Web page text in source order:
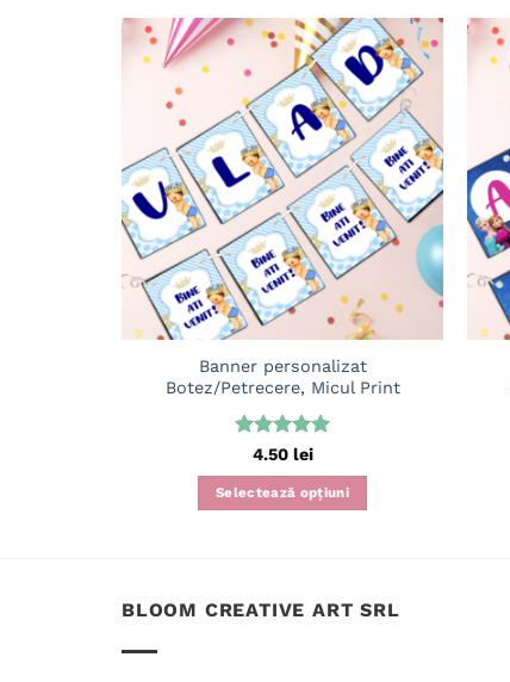
Adaugă
în
wishlist
Banner personalizat
Botez/Petrecere, Micul Print
Evaluat la
4.50 lei
Selectează opțiuni
BLOOM CREATIVE ART SRL